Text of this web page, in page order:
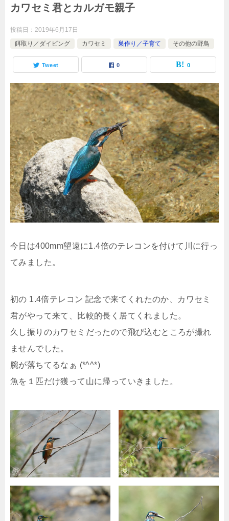
カワセミ君とカルガモ親子
投稿日： 2019年6月17日
餌取り／ダイビング
カワセミ 巣作り／子育て その他の野鳥
Tweet 0 0
今日は400mm望遠に1.4倍のテレコンを付けて川に行っ
てみました。
初の 1.4倍テレコン 記念で来てくれたのか、カワセミ
君がやって来て、比較的長く居てくれました。
久し振りのカワセミだったので飛び込むところが撮れ
ませんでした。
腕が落ちてるなぁ (*^^*)
魚を１匹だけ獲って山に帰っていきました。